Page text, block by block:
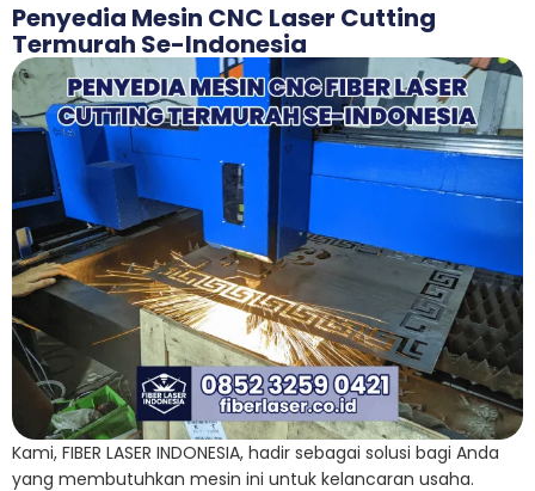
Penyedia Mesin CNC Laser Cutting
Termurah Se-Indonesia
Kami, FIBER LASER INDONESIA, hadir sebagai solusi bagi Anda
yang membutuhkan mesin ini untuk kelancaran usaha.